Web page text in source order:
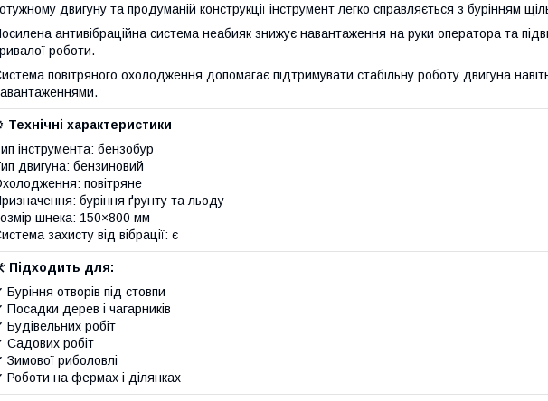
двигуну та продуманій конструкції інструмент легко справляється з бурінням
антивібраційна система неабияк знижує навантаження на руки оператора та
роботи.
повітряного охолодження допомагає підтримувати стабільну роботу двигуна
Технічні характеристики
інструмента: бензобур
двигуна: бензиновий
повітряне
буріння ґрунту та льоду
шнека: 150×800 мм
захисту від вібрації: є
Підходить для:
Буріння отворів під стовпи
Посадки дерев і чагарників
Будівельних робіт
Садових робіт
Зимової риболовлі
Роботи на фермах і ділянках